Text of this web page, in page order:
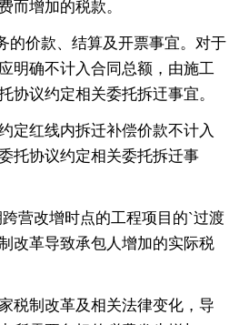
而增加的税款。
的价款、结算及开票事宜。对于
明确不计入合同总额，由施工
协议约定相关委托拆迀事宜。
定红线内拆迁补偿价款不计入
托协议约定相关委托拆迁事
营改增时点的工程项目的`过渡
改革导致承包人增加的实际税
税制改革及相关法律变化，导